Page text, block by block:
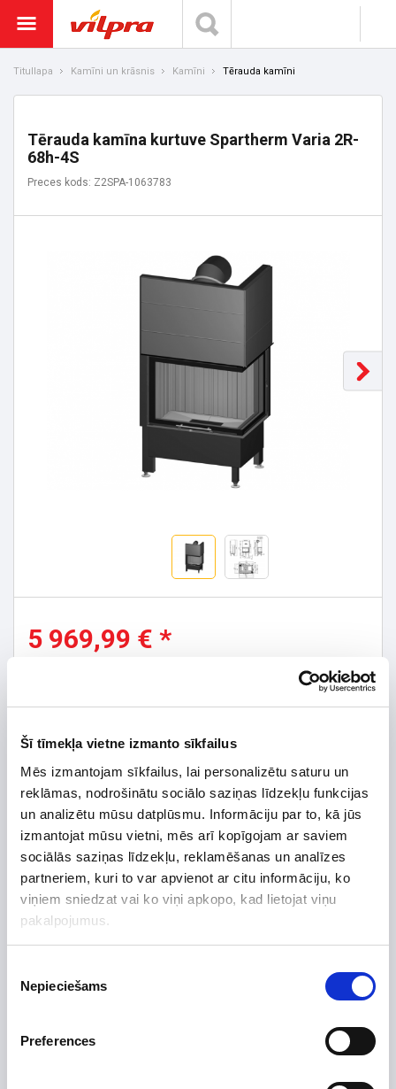
Šī tīmekļa vietne izmanto sīkfailus
Mēs izmantojam sīkfailus, lai personalizētu saturu un
reklāmas, nodrošinātu sociālo saziņas līdzekļu funkcijas
un analizētu mūsu datplūsmu. Informāciju par to, kā jūs
izmantojat mūsu vietni, mēs arī kopīgojam ar saviem
sociālās saziņas līdzekļu, reklamēšanas un analīzes
partneriem, kuri to var apvienot ar citu informāciju, ko
viņiem sniedzat vai ko viņi apkopo, kad lietojat viņu
pakalpojumus.
izvēle
Nepieciešams
Preferences
Titullapa Kamīni un krāsnis Kamīni Tērauda kamīni
Tērauda kamīna kurtuve Spartherm Varia 2R-
68h-4S
Preces kods: Z2SPA-1063783
5 969,99 € *
Uzdot jautājumu par preci
Preces apraksts
Augstums, mm
Dziļums, mm